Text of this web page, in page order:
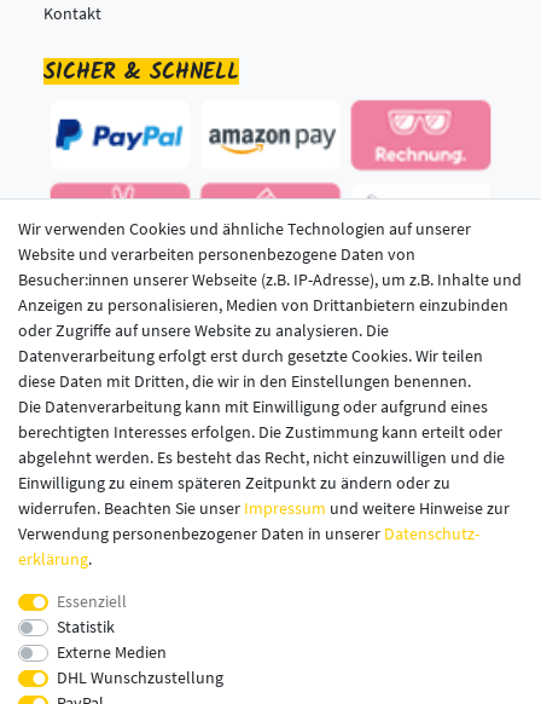
Kontakt
SICHER & SCHNELL
LECKERMEISTER IM NETZ
Wir verwenden Cookies und ähnliche Technologien auf unserer
Website und verarbeiten personenbezogene Daten von
Besucher:innen unserer Webseite (z.B. IP-Adresse), um z.B. Inhalte und
Anzeigen zu personalisieren, Medien von Drittanbietern einzubinden
oder Zugriffe auf unsere Website zu analysieren. Die
Datenverarbeitung erfolgt erst durch gesetzte Cookies. Wir teilen
diese Daten mit Dritten, die wir in den Einstellungen benennen.
Die Datenverarbeitung kann mit Einwilligung oder aufgrund eines
berechtigten Interesses erfolgen. Die Zustimmung kann erteilt oder
abgelehnt werden. Es besteht das Recht, nicht einzuwilligen und die
Einwilligung zu einem späteren Zeitpunkt zu ändern oder zu
widerrufen. Beachten Sie unser Impressum und weitere Hinweise zur
Verwendung personenbezogener Daten in unserer Daten­schutz­
erklärung.
Essenziell
Statistik
Externe Medien
DHL Wunschzustellung